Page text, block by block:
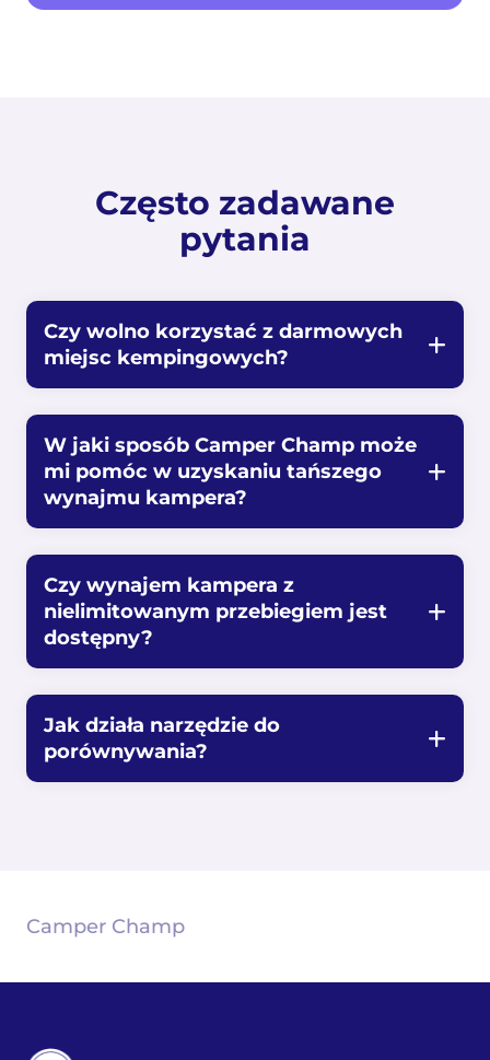
Często zadawane
pytania
Czy wolno korzystać z darmowych
miejsc kempingowych?
W jaki sposób Camper Champ może
mi pomóc w uzyskaniu tańszego
wynajmu kampera?
Czy wynajem kampera z
nielimitowanym przebiegiem jest
dostępny?
Jak działa narzędzie do
porównywania?
Camper Champ